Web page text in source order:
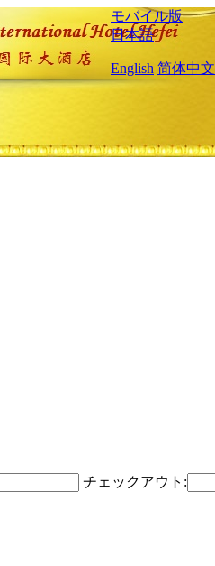
モバイル版
日本語
English 简体中文
チェックアウト: